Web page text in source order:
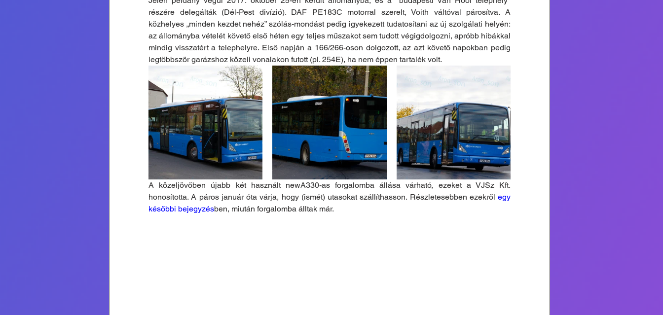
részére delegálták (Dél-Pest divízió). DAF PE183C motorral szerelt, Voith váltóval párosítva. A
közhelyes „minden kezdet nehéz” szólás-mondást pedig igyekezett tudatosítani az új szolgálati helyén:
az állományba vételét követő első héten egy teljes műszakot sem tudott végigdolgozni, apróbb hibákkal
mindig visszatért a telephelyre. Első napján a 166/266-oson dolgozott, az azt követő napokban pedig
legtöbbször garázshoz közeli vonalakon futott (pl. 254E), ha nem éppen tartalék volt.
A közeljövőben újabb két használt newA330-as forgalomba állása várható, ezeket a VJSz Kft.
honosította. A páros január óta várja, hogy (ismét) utasokat szállíthasson. Részletesebben ezekről egy
későbbi bejegyzésben, miután forgalomba álltak már.